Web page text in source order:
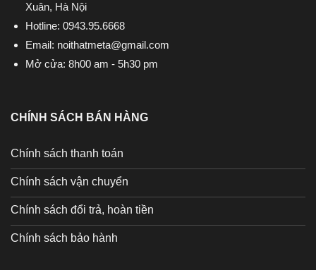
Xuân, Hà Nội
Hotline: 0943.95.6668
Email: noithatmeta@gmail.com
Mở cửa: 8h00 am - 5h30 pm
CHÍNH SÁCH BÁN HÀNG
Chính sách thanh toán
Chính sách vận chuyển
Chính sách đổi trả, hoàn tiền
Chính sách bảo hành